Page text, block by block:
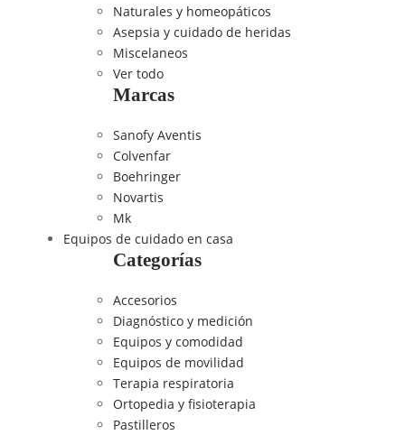
Naturales y homeopáticos
Asepsia y cuidado de heridas
Miscelaneos
Ver todo
Marcas
Sanofy Aventis
Colvenfar
Boehringer
Novartis
Mk
Equipos de cuidado en casa
Categorías
Accesorios
Diagnóstico y medición
Equipos y comodidad
Equipos de movilidad
Terapia respiratoria
Ortopedia y fisioterapia
Pastilleros